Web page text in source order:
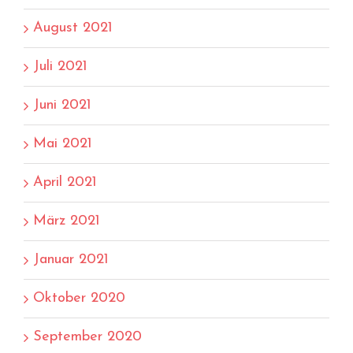
August 2021
Juli 2021
Juni 2021
Mai 2021
April 2021
März 2021
Januar 2021
Oktober 2020
September 2020